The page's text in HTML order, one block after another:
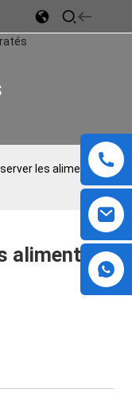
les aliments
aliments